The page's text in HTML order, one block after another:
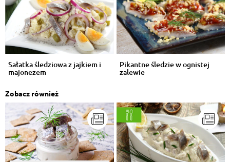
Sałatka śledziowa z jajkiem i
majonezem
Pikantne śledzie w ognistej
zalewie
Zobacz również